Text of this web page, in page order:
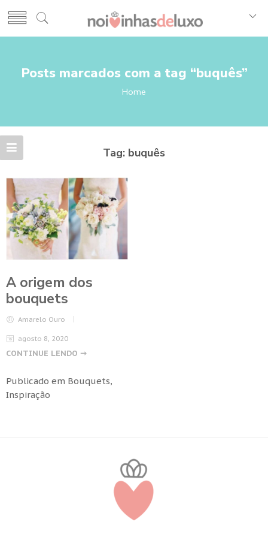
Posts marcados com a tag “buquês”
Home
Tag: buquês
A origem dos
bouquets
Amarelo Ouro
agosto 8, 2020
CONTINUE LENDO ➞
Publicado em Bouquets,
Inspiração